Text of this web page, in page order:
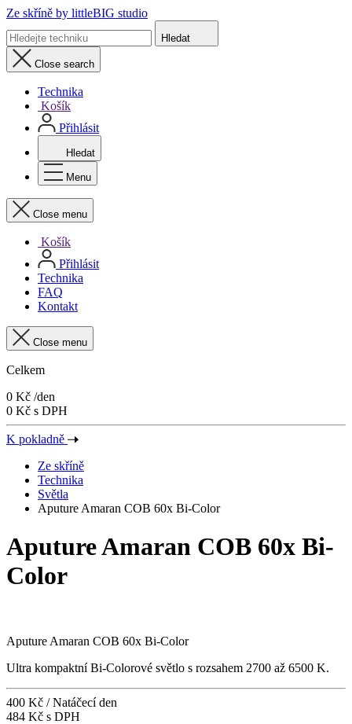
Ze skříně by littleBIG studio
Hledat
Close search
Technika
Košík
Přihlásit
Hledat
Menu
Close menu
Košík
Přihlásit
Technika
FAQ
Kontakt
Close menu
Celkem
0 Kč /den
0 Kč s DPH
K pokladně
Ze skříně
Technika
Světla
Aputure Amaran COB 60x Bi-Color
Aputure Amaran COB 60x Bi-
Color
Aputure Amaran COB 60x Bi-Color
Ultra kompaktní Bi-Colorové světlo s rozsahem 2700 až 6500 K.
400 Kč / Natáčecí den
484 Kč s DPH